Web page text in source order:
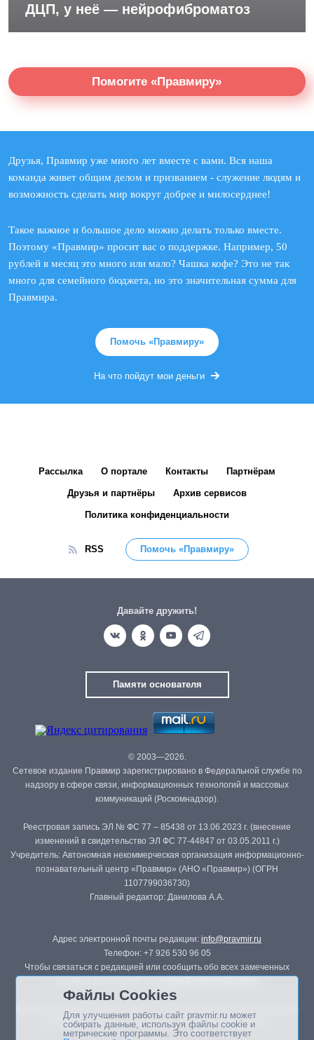
ДЦП, у неё — нейрофиброматоз
Помогите «Правмиру»
Друзья, Правмир уже много лет вместе с вами. Вся наша
команда живет общим делом и призванием - служение людям и
возможность сделать мир вокруг добрее и милосерднее!
Такое важное и большое дело можно делать только вместе.
Поэтому «Правмир» просит вас о поддержке. Например, 50
рублей в месяц это много или мало? Чашка кофе? Это не так
много для семейного бюджета, но это значительная сумма для
Правмира.
Помочь «Правмиру»
На что пойдут мои деньги
Рассылка О портале Контакты Партнёрам
Друзья и партнёры Архив сервисов
Политика конфиденциальности
RSS Помочь «Правмиру»
Давайте дружить!
Памяти основателя
© 2003—2026.
Сетевое издание Правмир зарегистрировано в Федеральной службе по
надзору в сфере связи, информационных технологий и массовых
коммуникаций (Роскомнадзор).
Реестровая запись ЭЛ № ФС 77 – 85438 от 13.06.2023 г. (внесение
изменений в свидетельство ЭЛ ФС 77-44847 от 03.05.2011 г.)
Учредитель: Автономная некоммерческая организация информационно-
познавательный центр «Правмир» (АНО «Правмир») (ОГРН
1107799036730)
Главный редактор: Данилова А.А.
Адрес электронной почты редакции: info@pravmir.ru
Телефон: +7 926 530 96 05
Чтобы связаться с редакцией или сообщить обо всех замеченных
Републикация материалов сайта в печатных изданиях (книгах, прессе)
возможна только с письменного разрешения редакции.
Файлы Cookies
Для улучшения работы сайт pravmir.ru может
собирать данные, используя файлы cookie и
метрические программы. Это соответствует